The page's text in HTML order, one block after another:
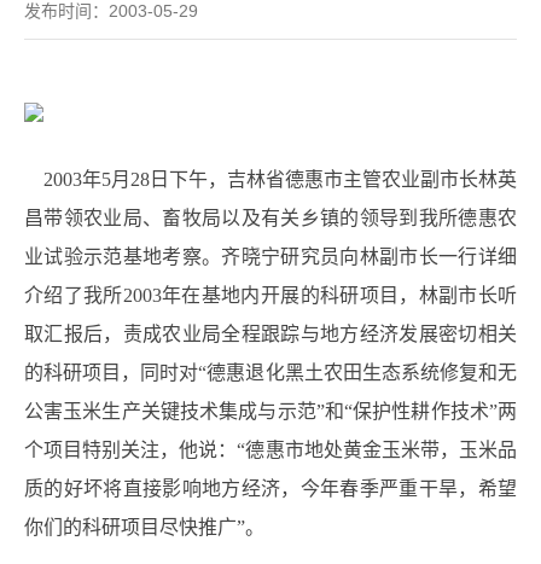
发布时间：2003-05-29
2003年5月28日下午，吉林省德惠市主管农业副市长林英
昌带领农业局、畜牧局以及有关乡镇的领导到我所德惠农
业试验示范基地考察。齐晓宁研究员向林副市长一行详细
介绍了我所2003年在基地内开展的科研项目，林副市长听
取汇报后，责成农业局全程跟踪与地方经济发展密切相关
的科研项目，同时对“德惠退化黑土农田生态系统修复和无
公害玉米生产关键技术集成与示范”和“保护性耕作技术”两
个项目特别关注，他说：“德惠市地处黄金玉米带，玉米品
质的好坏将直接影响地方经济，今年春季严重干旱，希望
你们的科研项目尽快推广”。